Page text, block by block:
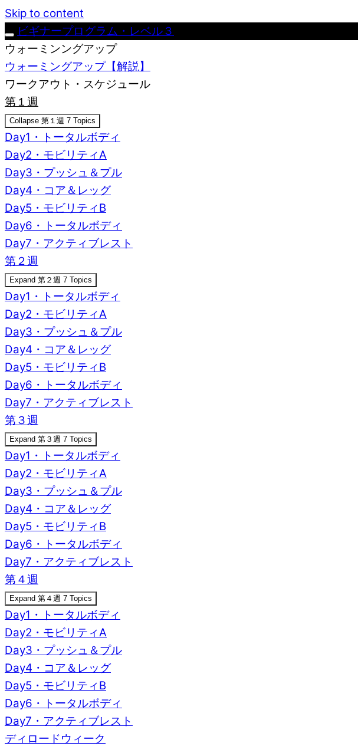
Skip to content
ビギナープログラム・レベル３
ウォーミンングアップ
ウォーミングアップ【解説】
ワークアウト・スケジュール
第１週
Collapse 第１週 7 Topics
Day1・トータルボディ
Day2・モビリティA
Day3・プッシュ＆プル
Day4・コア＆レッグ
Day5・モビリティB
Day6・トータルボディ
Day7・アクティブレスト
第２週
Expand 第２週 7 Topics
Day1・トータルボディ
Day2・モビリティA
Day3・プッシュ＆プル
Day4・コア＆レッグ
Day5・モビリティB
Day6・トータルボディ
Day7・アクティブレスト
第３週
Expand 第３週 7 Topics
Day1・トータルボディ
Day2・モビリティA
Day3・プッシュ＆プル
Day4・コア＆レッグ
Day5・モビリティB
Day6・トータルボディ
Day7・アクティブレスト
第４週
Expand 第４週 7 Topics
Day1・トータルボディ
Day2・モビリティA
Day3・プッシュ＆プル
Day4・コア＆レッグ
Day5・モビリティB
Day6・トータルボディ
Day7・アクティブレスト
ディロードウィーク